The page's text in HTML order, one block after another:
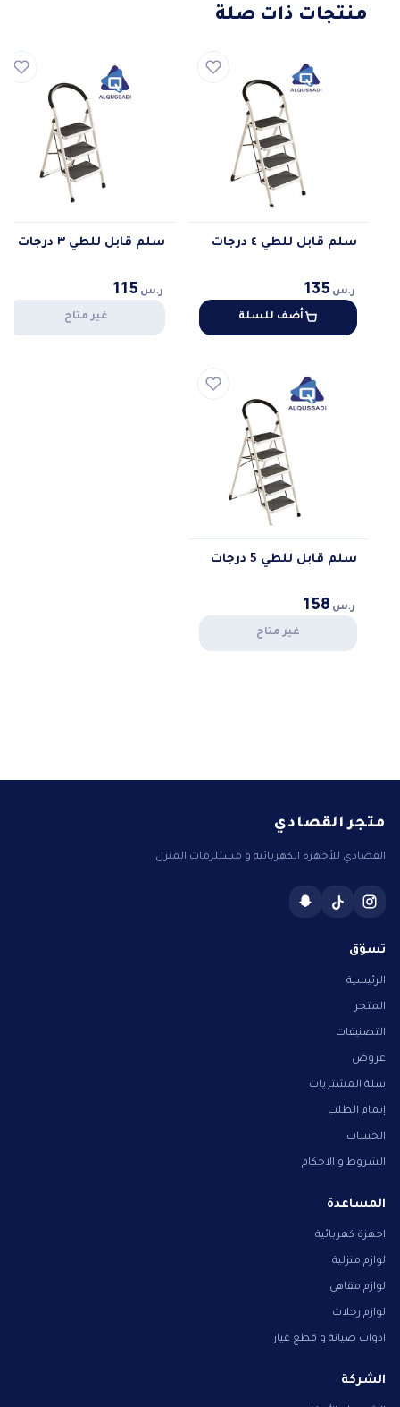
منتجات ذات صلة
سلم قابل للطي ٤ درجات
ر.س 135
أضف للسلة
سلم قابل للطي ٣ درجات
ر.س 115
غير متاح
سلم قابل للطي 5 درجات
ر.س 158
غير متاح
متجر القصادي
القصادي للأجهزة الكهربائية و مستلزمات المنزل
تسوّق
الرئيسية
المتجر
التصنيفات
عروض
سلة المشتريات
إتمام الطلب
الحساب
الشروط و الاحكام
المساعدة
اجهزة كهربائية
لوازم منزلية
لوازم مقاهي
لوازم رحلات
ادوات صيانة و قطع غيار
الشركة